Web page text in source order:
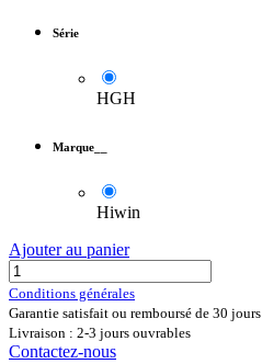
Série
HGH
Marque__
Hiwin
Ajouter au panier
Conditions générales
Garantie satisfait ou remboursé de 30 jours
Livraison : 2-3 jours ouvrables
Contactez-nous